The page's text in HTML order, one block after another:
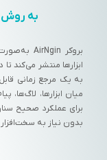
به روش
به یک مرجع زمانی
میان ابزارها، لاگ‌ها،
برای عملکرد صحیح
بدون نیاز به